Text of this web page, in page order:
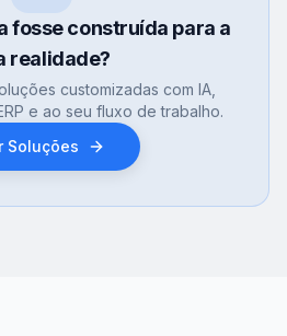
fosse construída para a
realidade?
customizadas com IA,
e ao seu fluxo de trabalho.
Soluções